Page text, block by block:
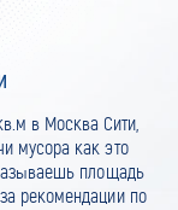
в Москва Сити,
мусора как это
площадь
рекомендации по